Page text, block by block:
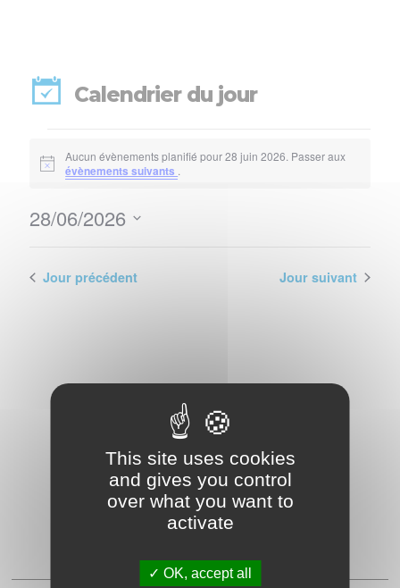
Calendrier du jour
Évènements
for
28
juin
2026
Notice
Aucun évènements planifié pour 28 juin 2026. Passer aux
évènements suivants .
par
vues
28/06/2026
date.Jour précédent Jour suivant
This site uses cookies
and gives you control
over what you want to
activate
OK, accept all